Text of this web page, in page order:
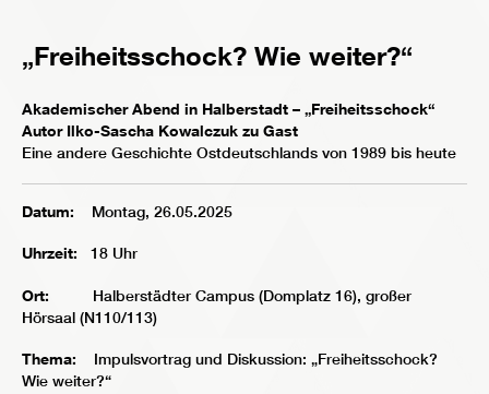
„Freiheitsschock? Wie weiter?“
Akademischer Abend in Halberstadt – „Freiheitsschock“
Autor Ilko-Sascha Kowalczuk zu Gast
Eine andere Geschichte Ostdeutschlands von 1989 bis heute
Datum: Montag, 26.05.2025
Uhrzeit: 18 Uhr
Ort: Halberstädter Campus (Domplatz 16), großer
Hörsaal (N110/113)
Thema: Impulsvortrag und Diskussion: „Freiheitsschock?
Wie weiter?“